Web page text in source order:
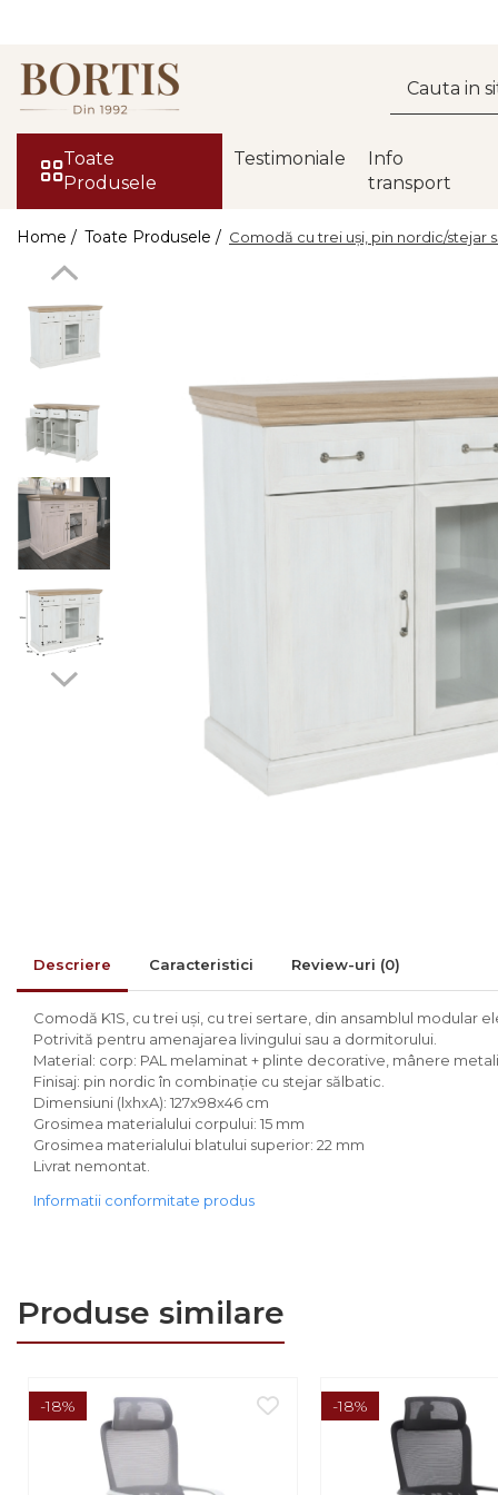
Toate Produsele
Fotolii balansoar/relaxante
Canapele
Comode
Comode stil clasic/rustic
Fotolii
Fotolii extensibile
Masute de cafea
Mese sufragerie/dining
Rafturi/ etajere carti
Scaune living/dining
Set mobilier Living
Seturi masa +scaune
dining
Tabureti
Dormitor
Comode lux-ultramoderne
Dulapuri haine si Sifoniere
Masute de toaleta
Noptiere dormitor
inclusa(pachet promo)
Paturi metalice
Saltele
Seturi dormitoare
complete
Toate
Produsele
Testimoniale
Info
transport
Home / Toate Produsele / Comodă cu trei uşi, pin nordic/stejar
Descriere Caracteristici Review-uri (0)
Comodă K1S, cu trei uşi, cu trei sertare, din ansamblul modular
Potrivită pentru amenajarea livingului sau a dormitorului.
Material: corp: PAL melaminat + plinte decorative, mânere
Finisaj: pin nordic în combinaţie cu stejar sălbatic.
Dimensiuni (lxhxA): 127x98x46 cm
Grosimea materialului corpului: 15 mm
Grosimea materialului blatului superior: 22 mm
Livrat nemontat.
Informatii conformitate produs
Produse similare
-18% -18%